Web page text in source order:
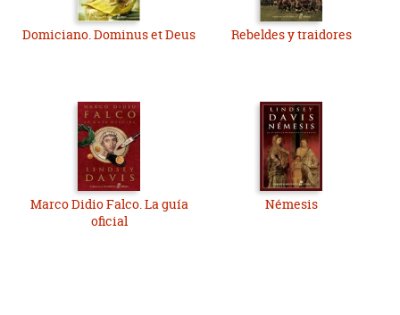
Domiciano. Dominus et Deus Rebeldes y traidores
Marco Didio Falco. La guía
oficial
Némesis